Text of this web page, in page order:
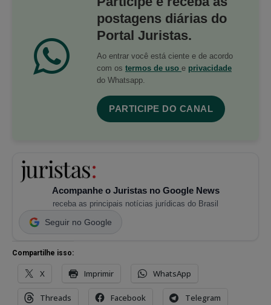
postagens diárias do
Portal Juristas.
Ao entrar você está ciente e de acordo
com os termos de uso e privacidade
do Whatsapp.
PARTICIPE DO CANAL
Acompanhe o Juristas no Google News
receba as principais notícias jurídicas do Brasil
Seguir no Google
Compartilhe isso:
X Imprimir WhatsApp
Threads Facebook Telegram